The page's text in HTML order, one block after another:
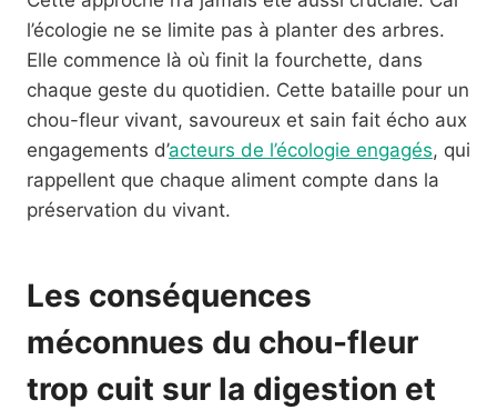
l’écologie ne se limite pas à planter des arbres.
Elle commence là où finit la fourchette, dans
chaque geste du quotidien. Cette bataille pour un
chou-fleur vivant, savoureux et sain fait écho aux
engagements d’acteurs de l’écologie engagés, qui
rappellent que chaque aliment compte dans la
préservation du vivant.
Les conséquences
méconnues du chou-fleur
trop cuit sur la digestion et